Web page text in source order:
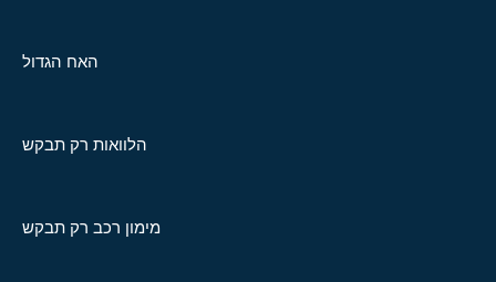
האח הגדול
הלוואות רק תבקש
מימון רכב רק תבקש